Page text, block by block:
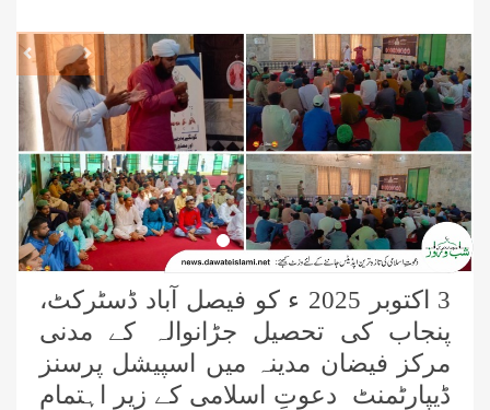
Next
3 اکتوبر 2025 ء کو فیصل آباد ڈسٹرکٹ،
پنجاب کی تحصیل جڑانوالہ کے مدنی
مرکز فیضان مدینہ میں اسپیشل پرسنز
ڈیپارٹمنٹ دعوتِ اسلامی کے زیرِ اہتمام